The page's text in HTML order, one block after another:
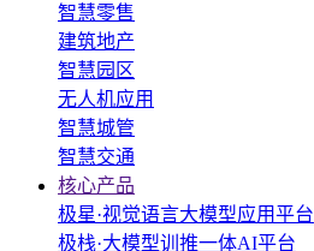
智慧零售
建筑地产
智慧园区
无人机应用
智慧城管
智慧交通
核心产品
极星·视觉语言大模型应用平台
极栈·大模型训推一体AI平台